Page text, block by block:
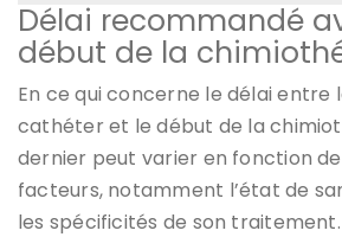
Délai recommandé
début de la
En ce qui concerne le délai entre
cathéter et le début de la
dernier peut varier en fonction
facteurs, notamment l’état de
les spécificités de son